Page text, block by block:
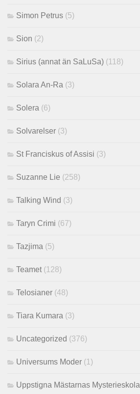
Simon Petrus (5)
Sion (2)
Sirius (annat än SaLuSa) (118)
Solara An-Ra (3)
Solera (6)
Solvarelser (3)
St Franciskus of Assisi (3)
Suzanne Lie (258)
Talking Wind (3)
Taryn Crimi (67)
Tazjima (5)
Teamet (128)
Telosianer (48)
Tiara Kumara (3)
Uncategorized (376)
Universums Moder (1)
Uppstigna Mästarnas Mysterieskola